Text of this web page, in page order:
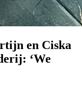
en Ciska
‘We